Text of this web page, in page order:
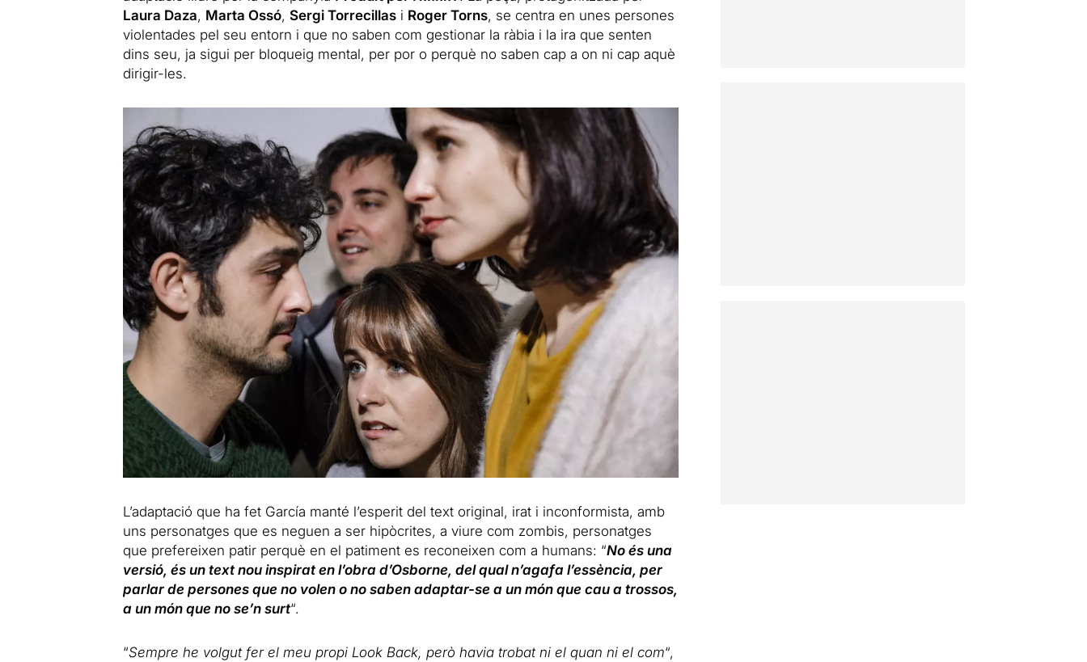
Laura Daza, Marta Ossó, Sergi Torrecillasi Roger Torns, se centra en unes persones
violentades pel seu entorn i que no saben com gestionar la ràbia i la ira que senten
dins seu, ja sigui per bloqueig mental, per por o perquè no saben cap a on ni cap aquè
dirigir-les.
L’adaptació que ha fet García manté l’esperit del text original, irat i inconformista, amb
uns personatges que es neguen a ser hipòcrites, a viure com zombis, personatges
que prefereixen patir perquè en el patiment es reconeixen com a humans: “No és una
versió, és un text nou inspirat en l’obra d’Osborne, del qual n’agafa l’essència, per
parlar de persones que no volen o no saben adaptar-se a un món que cau a trossos,
a un món que no se’n surt“.
“Sempre he volgut fer el meu propi Look Back, però havia trobat ni el quan ni el com“,